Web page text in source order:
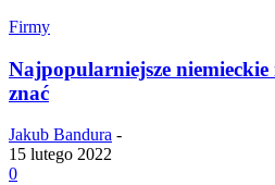
Firmy
Najpopularniejsze
znać
Jakub Bandura -
15 lutego 2022
0